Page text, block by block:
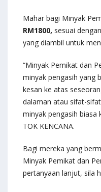
Mahar bagi Minyak
RM1800, sesuai
yang diambil untuk
“Minyak Pemikat dan
minyak pengasih yang
kesan ke atas
dalaman atau sifat-
minyak pengasih biasa
TOK KENCANA.
Bagi mereka yang
Minyak Pemikat dan
pertanyaan lanjut, sila